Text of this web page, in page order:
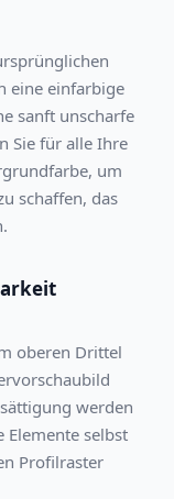
eine einfarbige
sanft unscharfe
Sie für alle Ihre
um
schaffen, das
oberen Drittel
werden
Elemente selbst
Profilraster